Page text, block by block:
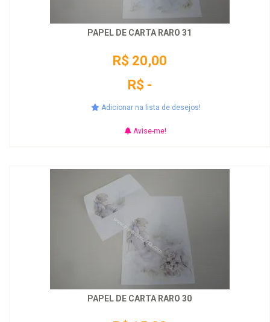
PAPEL DE CARTA RARO 31
R$ 20,00
R$ -
Adicionar na lista de desejos!
Avise-me!
PAPEL DE CARTA RARO 30